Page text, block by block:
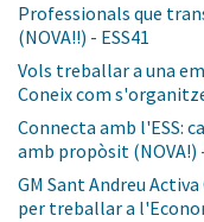
Professionals que
(NOVA!!) - ESS41
Vols treballar a una
Coneix com
Connecta amb l'ESS:
amb propòsit (NOVA!)
GM Sant Andreu
per treballar a